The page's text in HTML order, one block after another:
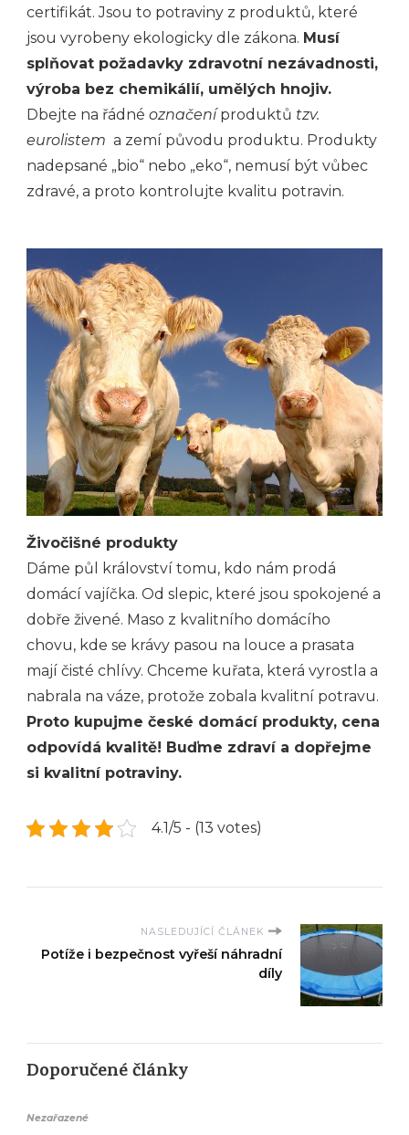
certifikát. Jsou to potraviny z produktů, které
jsou vyrobeny ekologicky dle zákona. Musí
splňovat požadavky zdravotní nezávadnosti,
výroba bez chemikálií, umělých hnojiv.
Dbejte na řádné označeníproduktů tzv.
eurolistem a zemí původu produktu. Produkty
nadepsané „bio“ nebo „eko“, nemusí být vůbec
zdravé, a proto kontrolujte kvalitu potravin.
Živočišné produkty
Dáme půl království tomu, kdo nám prodá
domácí vajíčka. Od slepic, které jsou spokojené a
dobře živené. Maso z kvalitního domácího
chovu, kde se krávy pasou na louce a prasata
mají čisté chlívy. Chceme kuřata, která vyrostla a
nabrala na váze, protože zobala kvalitní potravu.
Proto kupujme české domácí produkty, cena
odpovídá kvalitě! Buďme zdraví a dopřejme
si kvalitní potraviny.
4.1/5 - (13 votes)
NASLEDUJÍCÍ ČLÁNEK
Potíže i bezpečnost vyřeší náhradní
díly
Doporučené články
Nezařazené